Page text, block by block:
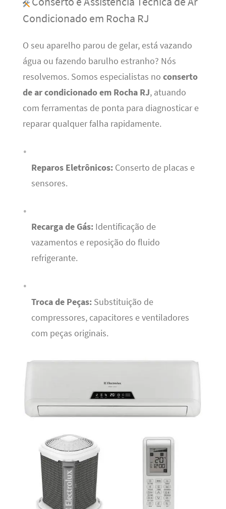
Condicionado em Rocha RJ
O seu aparelho parou de gelar, está vazando
água ou fazendo barulho estranho? Nós
resolvemos. Somos especialistas no conserto
de ar condicionado em Rocha RJ, atuando
com ferramentas de ponta para diagnosticar e
reparar qualquer falha rapidamente.
Reparos Eletrônicos:Conserto de placas e
sensores.
Recarga de Gás:Identificação de
vazamentos e reposição do fluido
refrigerante.
Troca de Peças:Substituição de
compressores, capacitores e ventiladores
com peças originais.